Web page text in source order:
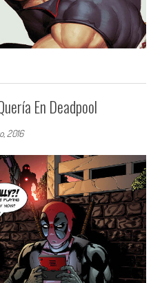
En Deadpool
2016